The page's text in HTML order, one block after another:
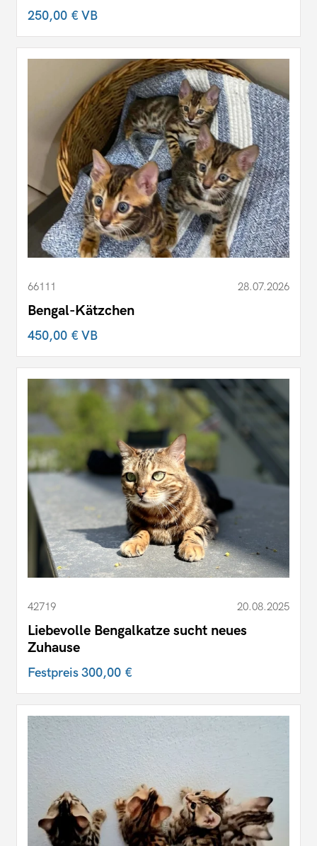
250,00 €VB
66111 28.07.2026
Bengal-Kätzchen
450,00 €VB
42719 20.08.2025
Liebevolle Bengalkatze sucht neues
Zuhause
Festpreis300,00 €